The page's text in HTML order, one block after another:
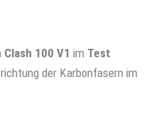
Clash 100 V1 im Test
der Karbonfasern im